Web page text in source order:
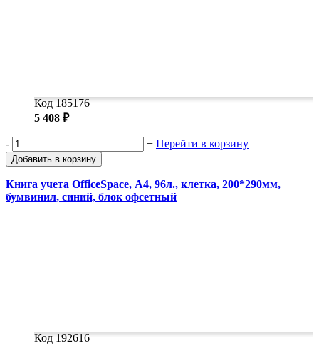
Код 185176
5 408 ₽
- + Перейти в корзину
Добавить в корзину
Книга учета OfficeSpace, А4, 96л., клетка, 200*290мм,
бумвинил, синий, блок офсетный
Код 192616